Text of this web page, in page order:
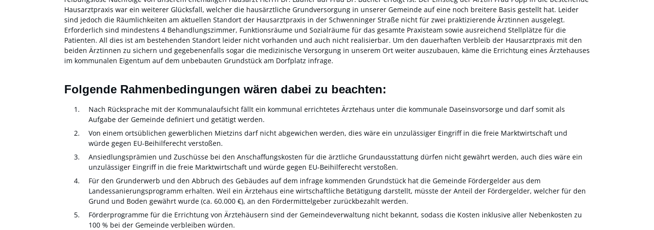
Hausarztpraxis war ein weiterer Glücksfall, welcher die hausärztliche Grundversorgung in unserer Gemeinde auf eine noch breitere Basis gestellt hat. Leider
sind jedoch die Räumlichkeiten am aktuellen Standort der Hausarztpraxis in der Schwenninger Straße nicht für zwei praktizierende Ärztinnen ausgelegt.
Erforderlich sind mindestens 4 Behandlungszimmer, Funktionsräume und Sozialräume für das gesamte Praxisteam sowie ausreichend Stellplätze für die
Patienten. All dies ist am bestehenden Standort leider nicht vorhanden und auch nicht realisierbar. Um den dauerhaften Verbleib der Hausarztpraxis mit den
beiden Ärztinnen zu sichern und gegebenenfalls sogar die medizinische Versorgung in unserem Ort weiter auszubauen, käme die Errichtung eines Ärztehauses
im kommunalen Eigentum auf dem unbebauten Grundstück am Dorfplatz infrage.
Folgende Rahmenbedingungen wären dabei zu beachten:
Nach Rücksprache mit der Kommunalaufsicht fällt ein kommunal errichtetes Ärztehaus unter die kommunale Daseinsvorsorge und darf somit als
Aufgabe der Gemeinde definiert und getätigt werden.
Von einem ortsüblichen gewerblichen Mietzins darf nicht abgewichen werden, dies wäre ein unzulässiger Eingriff in die freie Marktwirtschaft und
würde gegen EU-Beihilferecht verstoßen.
Ansiedlungsprämien und Zuschüsse bei den Anschaffungskosten für die ärztliche Grundausstattung dürfen nicht gewährt werden, auch dies wäre ein
unzulässiger Eingriff in die freie Marktwirtschaft und würde gegen EU-Beihilferecht verstoßen.
Für den Grunderwerb und den Abbruch des Gebäudes auf dem infrage kommenden Grundstück hat die Gemeinde Fördergelder aus dem
Landessanierungsprogramm erhalten. Weil ein Ärztehaus eine wirtschaftliche Betätigung darstellt, müsste der Anteil der Fördergelder, welcher für den
Grund und Boden gewährt wurde (ca. 60.000 €), an den Fördermittelgeber zurückbezahlt werden.
Förderprogramme für die Errichtung von Ärztehäusern sind der Gemeindeverwaltung nicht bekannt, sodass die Kosten inklusive aller Nebenkosten zu
100 % bei der Gemeinde verbleiben würden.